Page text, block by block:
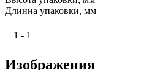
Длинна упаковки, мм
1 - 1
Изображения